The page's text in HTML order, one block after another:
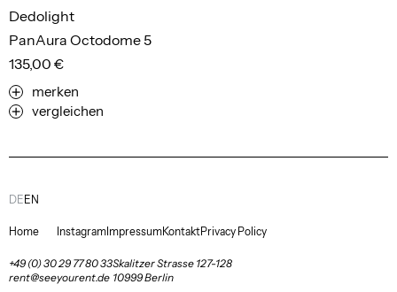
PanAura Octodome 5
Dedolight
135,00 €
merken
vergleichen
Home Instagram ImpressumKontaktPrivacy Policy
+49 (0) 30 29 77 80 33
rent@seeyourent.de
Skalitzer Strasse 127-128
10999 Berlin
DE EN